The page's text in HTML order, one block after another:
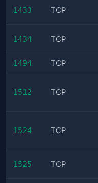
1433 TCP
1434 TCP
1494 TCP
1512 TCP
1524 TCP
1525 TCP